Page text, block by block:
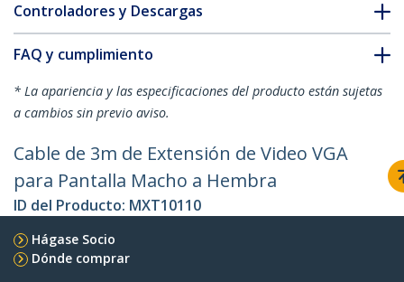
Controladores y Descargas
FAQ y cumplimiento
* La apariencia y las especificaciones del producto están sujetas
a cambios sin previo aviso.
Cable de 3m de Extensión de Video VGA
para Pantalla Macho a Hembra
ID del Producto: MXT10110
Hágase Socio
Dónde comprar